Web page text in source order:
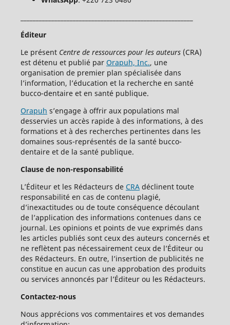
Éditeur
Le présent Centre de ressources pour les auteurs(CRA)
est détenu et publié par Orapuh, Inc., une
organisation de premier plan spécialisée dans
l’information, l’éducation et la recherche en santé
bucco-dentaire et en santé publique.
Orapuh s’engage à offrir aux populations mal
desservies un accès rapide à des informations, à des
formations et à des recherches pertinentes dans les
domaines sous-représentés de la santé bucco-
dentaire et de la santé publique.
Clause de non-responsabilité
L’Éditeur et les Rédacteurs de CRAdéclinent toute
responsabilité en cas de contenu plagié,
d’inexactitudes ou de toute conséquence découlant
de l’application des informations contenues dans ce
journal. Les opinions et points de vue exprimés dans
les articles publiés sont ceux des auteurs concernés et
ne reflètent pas nécessairement ceux de l’Éditeur ou
des Rédacteurs. En outre, l’insertion de publicités ne
constitue en aucun cas une approbation des produits
ou services annoncés par l’Éditeur ou les Rédacteurs.
Contactez-nous
Nous apprécions vos commentaires et vos demandes